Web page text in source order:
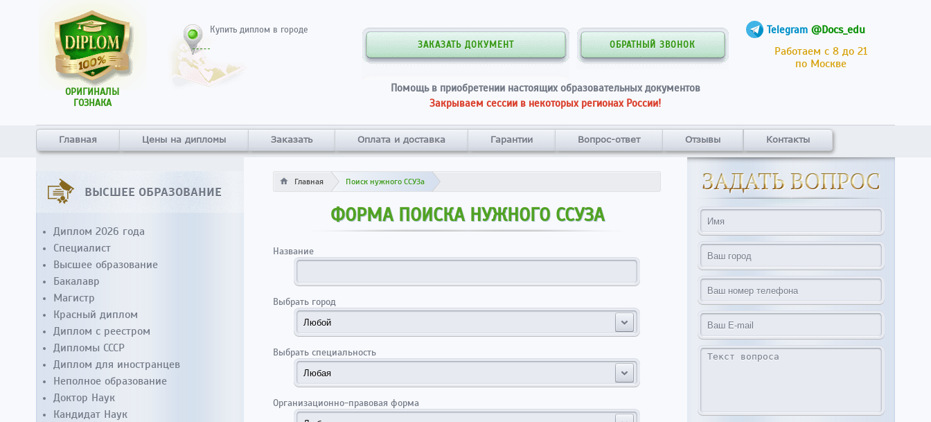
ОРИГИНАЛЫ
ГОЗНАКА
Купить диплом в городе Telegram @Docs_edu
Работаем с 8 до 21
по Москве
ЗАКАЗАТЬ ДОКУМЕНТ ОБРАТНЫЙ ЗВОНОК
Помощь в приобретении настоящих образовательных документов
Закрываем сессии в некоторых регионах России!
Главная Цены на дипломы Заказать Оплата и доставка Гарантии Вопрос-ответ Отзывы Контакты
Главная Поиск нужного ССУЗа
ФОРМА ПОИСКА НУЖНОГО ССУЗА
Название
Выбрать город
Выбрать специальность
Организационно-правовая форма
ВЫСШЕЕ ОБРАЗОВАНИЕ
Диплом 2026 года
Специалист
Высшее образование
Бакалавр
Магистр
Красный диплом
Диплом с реестром
Дипломы СССР
Диплом для иностранцев
Неполное образование
Доктор Наук
Кандидат Наук